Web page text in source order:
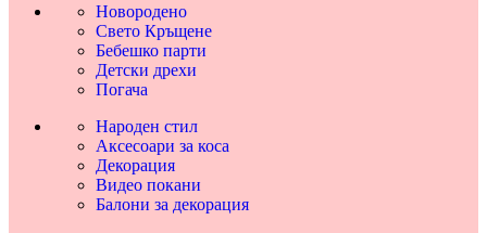
Новородено
Свето Кръщене
Бебешко парти
Детски дрехи
Погача
Народен стил
Аксесоари за коса
Декорация
Видео покани
Балони за декорация